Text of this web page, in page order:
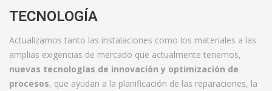
TECNOLOGÍA
Actualizamos tanto las instalaciones como los materiales a las
amplias exigencias de mercado que actualmente tenemos,
nuevas tecnologías de innovación y optimización de
procesos, que ayudan a la planificación de las reparaciones, la